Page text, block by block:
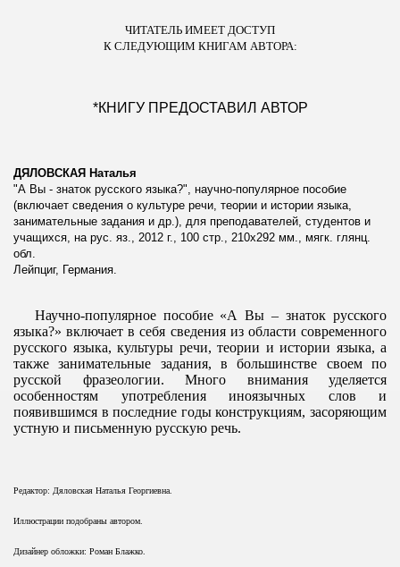
ЧИТАТЕЛЬ ИМЕЕТ ДОСТУП
К СЛЕДУЮЩИМ КНИГАМ АВТОРА:
*КНИГУ ПРЕДОСТАВИЛ АВТОР
ДЯЛОВСКАЯ Наталья
"А Вы - знаток русского языка?", научно-популярное пособие
(включает сведения о культуре речи, теории и истории языка,
занимательные задания и др.), для преподавателей, студентов и
учащихся, на рус. яз., 2012 г., 100 стр., 210х292 мм., мягк. глянц.
обл.
Лейпциг, Германия.
Научно-популярное пособие «А Вы – знаток русского
языка?» включает в себя сведения из области современного
русского языка, культуры речи, теории и истории языка, а
также занимательные задания, в большинстве своем по
русской фразеологии. Много внимания уделяется
особенностям употребления иноязычных слов и
появившимся в последние годы конструкциям, засоряющим
устную и письменную русскую речь.
Редактор: Дяловская Наталья Георгиевна.
Иллюстрации подобраны автором.
Дизайнер обложки: Роман Блажко.